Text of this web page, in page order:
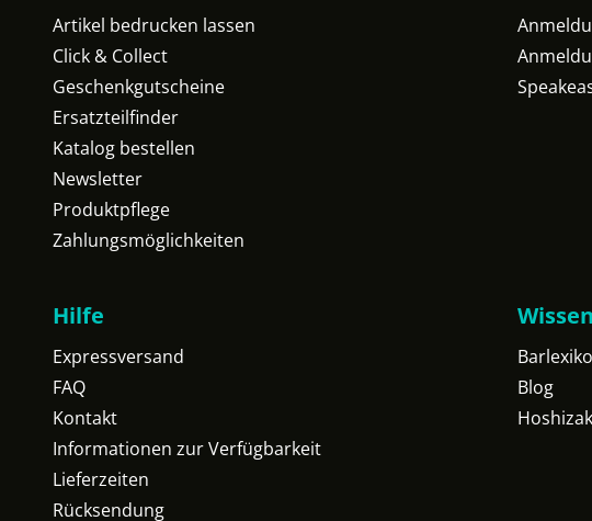
Artikel bedrucken lassen
Click & Collect
Geschenkgutscheine
Ersatzteilfinder
Katalog bestellen
Newsletter
Produktpflege
Zahlungsmöglichkeiten
Hilfe
Expressversand
FAQ
Kontakt
Informationen zur Verfügbarkeit
Lieferzeiten
Rücksendung
Blog